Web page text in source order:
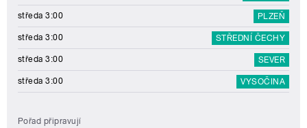
středa 3:00 PLZEŇ
středa 3:00 STŘEDNÍ ČECHY
středa 3:00 SEVER
středa 3:00 VYSOČINA
Pořad připravují